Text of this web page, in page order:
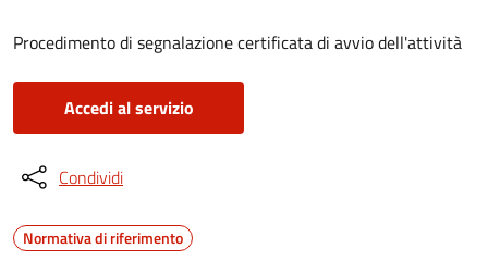
Procedimento di segnalazione certificata di avvio dell'attività
Accedi al servizio
Condividi
Normativa di riferimento